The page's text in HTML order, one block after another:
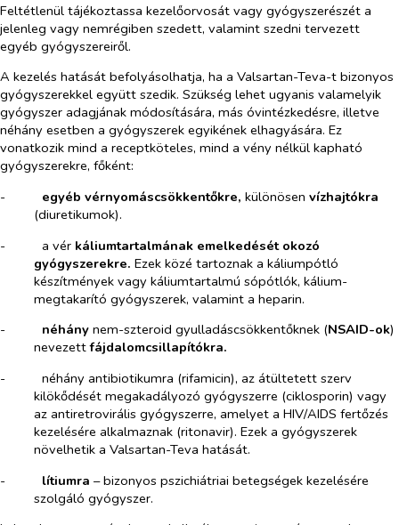
Feltétlenül tájékoztassa kezelőorvosát vagy gyógyszerészét a
jelenleg vagy nemrégiben szedett, valamint szedni tervezett
egyéb gyógyszereiről.
A kezelés hatását befolyásolhatja, ha a Valsartan-Teva-t bizonyos
gyógyszerekkel együtt szedik. Szükség lehet ugyanis valamelyik
gyógyszer adagjának módosítására, más óvintézkedésre, illetve
néhány esetben a gyógyszerek egyikének elhagyására. Ez
vonatkozik mind a receptköteles, mind a vény nélkül kapható
gyógyszerekre, főként:
-​
egyéb vérnyomáscsökkentőkre, különösen vízhajtókra
(diuretikumok).
-​
a vér káliumtartalmának emelkedését okozó
gyógyszerekre. Ezek közé tartoznak a káliumpótló
készítmények vagy káliumtartalmú sópótlók, kálium-
megtakarító gyógyszerek, valamint a heparin.
-​
néhány nem-szteroid gyulladáscsökkentőknek (NSAID-ok)
nevezettfájdalomcsillapítókra.
-​
néhány antibiotikumra (rifamicin), az átültetett szerv
kilökődését megakadályozó gyógyszerre (ciklosporin) vagy
az antiretrovirális gyógyszerre, amelyet a HIV/AIDS fertőzés
kezelésére alkalmaznak (ritonavir). Ezek a gyógyszerek
növelhetik a Valsartan-Teva hatását.
-​
lítiumra – bizonyos pszichiátriai betegségek kezelésére
szolgáló gyógyszer.